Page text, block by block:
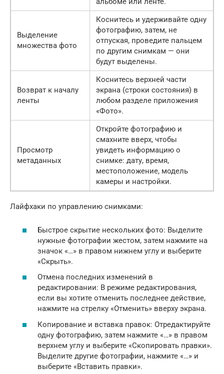
Выделение
множества фото
Коснитесь и удерживайте одну
фотографию, затем, не
отпуская, проведите пальцем
по другим снимкам — они
будут выделены.
Возврат к началу
ленты
Коснитесь верхней части
экрана (строки состояния) в
любом разделе приложения
«Фото».
Просмотр
метаданных
Откройте фотографию и
смахните вверх, чтобы
увидеть информацию о
снимке: дату, время,
местоположение, модель
камеры и настройки.
Лайфхаки по управлению снимками:
Быстрое скрытие нескольких фото: Выделите
нужные фотографии жестом, затем нажмите на
значок «…» в правом нижнем углу и выберите
«Скрыть».
Отмена последних изменений в
редактировании: В режиме редактирования,
если вы хотите отменить последнее действие,
нажмите на стрелку «Отменить» вверху экрана.
Копирование и вставка правок: Отредактируйте
одну фотографию, затем нажмите «…» в правом
верхнем углу и выберите «Скопировать правки».
Выделите другие фотографии, нажмите «…» и
выберите «Вставить правки».